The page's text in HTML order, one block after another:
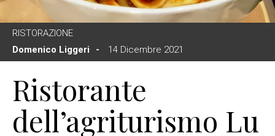
RISTORAZIONE
Domenico Liggeri
14 Dicembre 2021
Ristorante
dell’agriturismo Lu